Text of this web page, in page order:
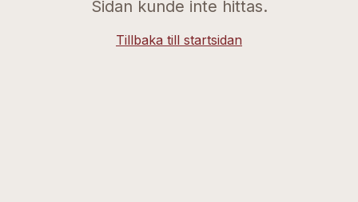
Sidan kunde inte hittas.
Tillbaka till startsidan